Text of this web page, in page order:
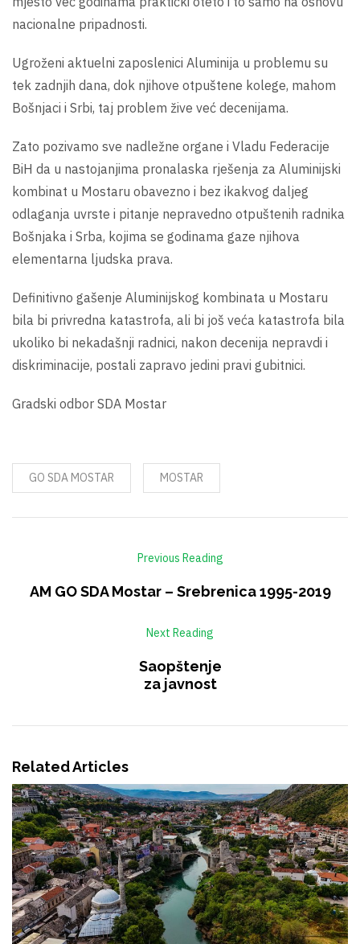
nacionalne pripadnosti.
Ugroženi aktuelni zaposlenici Aluminija u problemu su
tek zadnjih dana, dok njihove otpuštene kolege, mahom
Bošnjaci i Srbi, taj problem žive već decenijama.
Zato pozivamo sve nadležne organe i Vladu Federacije
BiH da u nastojanjima pronalaska rješenja za Aluminijski
kombinat u Mostaru obavezno i bez ikakvog daljeg
odlaganja uvrste i pitanje nepravedno otpuštenih radnika
Bošnjaka i Srba, kojima se godinama gaze njihova
elementarna ljudska prava.
Definitivno gašenje Aluminijskog kombinata u Mostaru
bila bi privredna katastrofa, ali bi još veća katastrofa bila
ukoliko bi nekadašnji radnici, nakon decenija nepravdi i
diskriminacije, postali zapravo jedini pravi gubitnici.
Gradski odbor SDA Mostar
GO SDA MOSTAR MOSTAR
Previous Reading
AM GO SDA Mostar – Srebrenica 1995-2019
Next Reading
Saopštenje
za javnost
Related Articles